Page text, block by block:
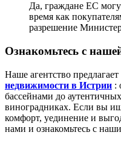
Да, граждане ЕС
время как
разрешение
Ознакомьтесь с
Наше агентство
недвижимости в Истрии :
бассейнами до
виноградниках. Если вы
комфорт, уединение и
нами и ознакомьтесь с